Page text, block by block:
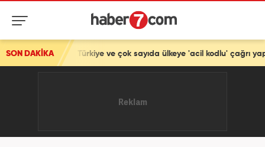
SON DAKİKA
Türkiye ve çok sayıda ülkeye 'acil kodlu' çağrı yaptılar